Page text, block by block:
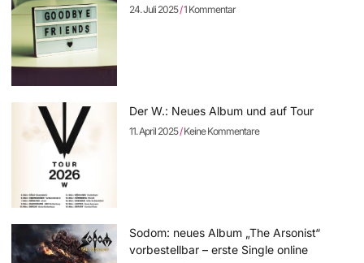
24. Juli 2025 1 Kommentar
Der W.: Neues Album und auf Tour
11. April 2025 Keine Kommentare
Sodom: neues Album „The Arsonist“
vorbestellbar – erste Single online